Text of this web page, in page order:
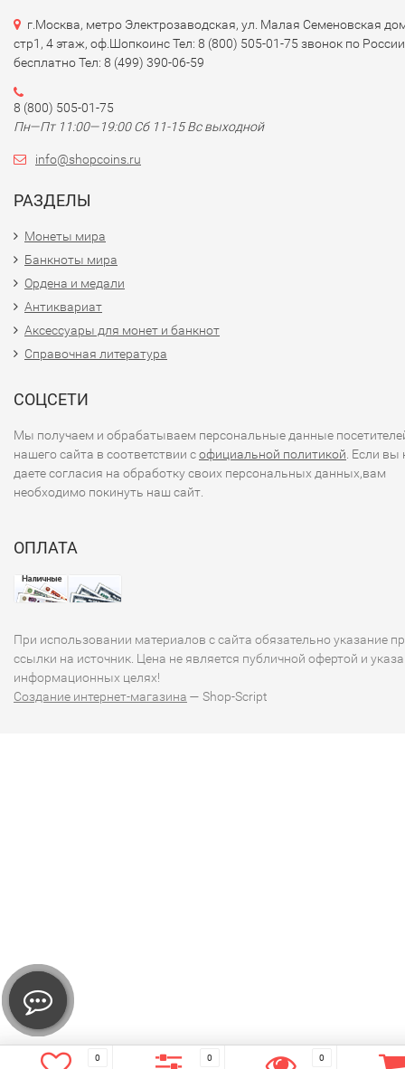
г.Москва, метро Электрозаводская, ул. Малая Семеновская
стр1, 4 этаж, оф.Шопкоинс Тел: 8 (800) 505-01-75 звонок по России
бесплатно Тел: 8 (499) 390-06-59
8 (800) 505-01-75
Пн—Пт 11:00—19:00 Сб 11-15 Вс выходной
info@shopcoins.ru
РАЗДЕЛЫ
Монеты мира
Банкноты мира
Ордена и медали
Антиквариат
Аксессуары для монет и банкнот
Справочная литература
СОЦСЕТИ
Мы получаем и обрабатываем персональные данные
нашего сайта в соответствии софициальной политикой. Если вы
даете согласия на обработку своих персональных данных,вам
необходимо покинуть наш сайт.
ОПЛАТА
При использовании материалов с сайта обязательно указание
ссылки на источник. Цена не является публичной офертой и
информационных целях!
Создание интернет-магазина — Shop-Script
0 0 0